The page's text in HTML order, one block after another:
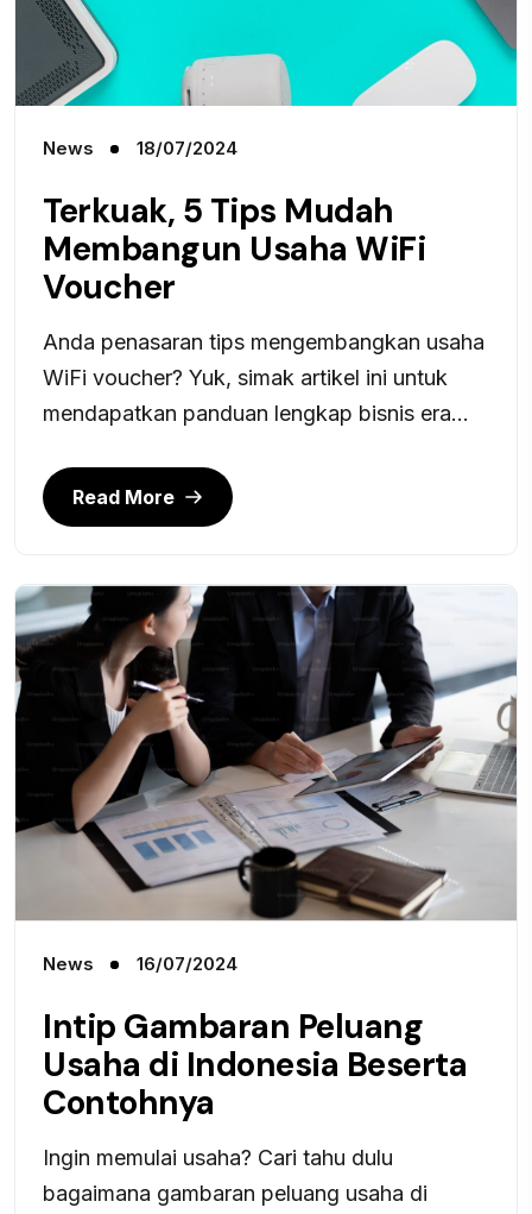
News 18/07/2024
Terkuak, 5 Tips Mudah
Membangun Usaha WiFi
Voucher
Anda penasaran tips mengembangkan usaha
WiFi voucher? Yuk, simak artikel ini untuk
mendapatkan panduan lengkap bisnis era...
Read More
News 16/07/2024
Intip Gambaran Peluang
Usaha di Indonesia Beserta
Contohnya
Ingin memulai usaha? Cari tahu dulu
bagaimana gambaran peluang usaha di